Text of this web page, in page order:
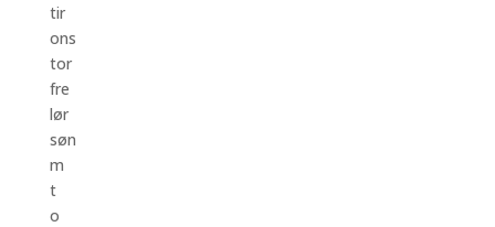
tir
ons
tor
fre
lør
søn
m
t
o